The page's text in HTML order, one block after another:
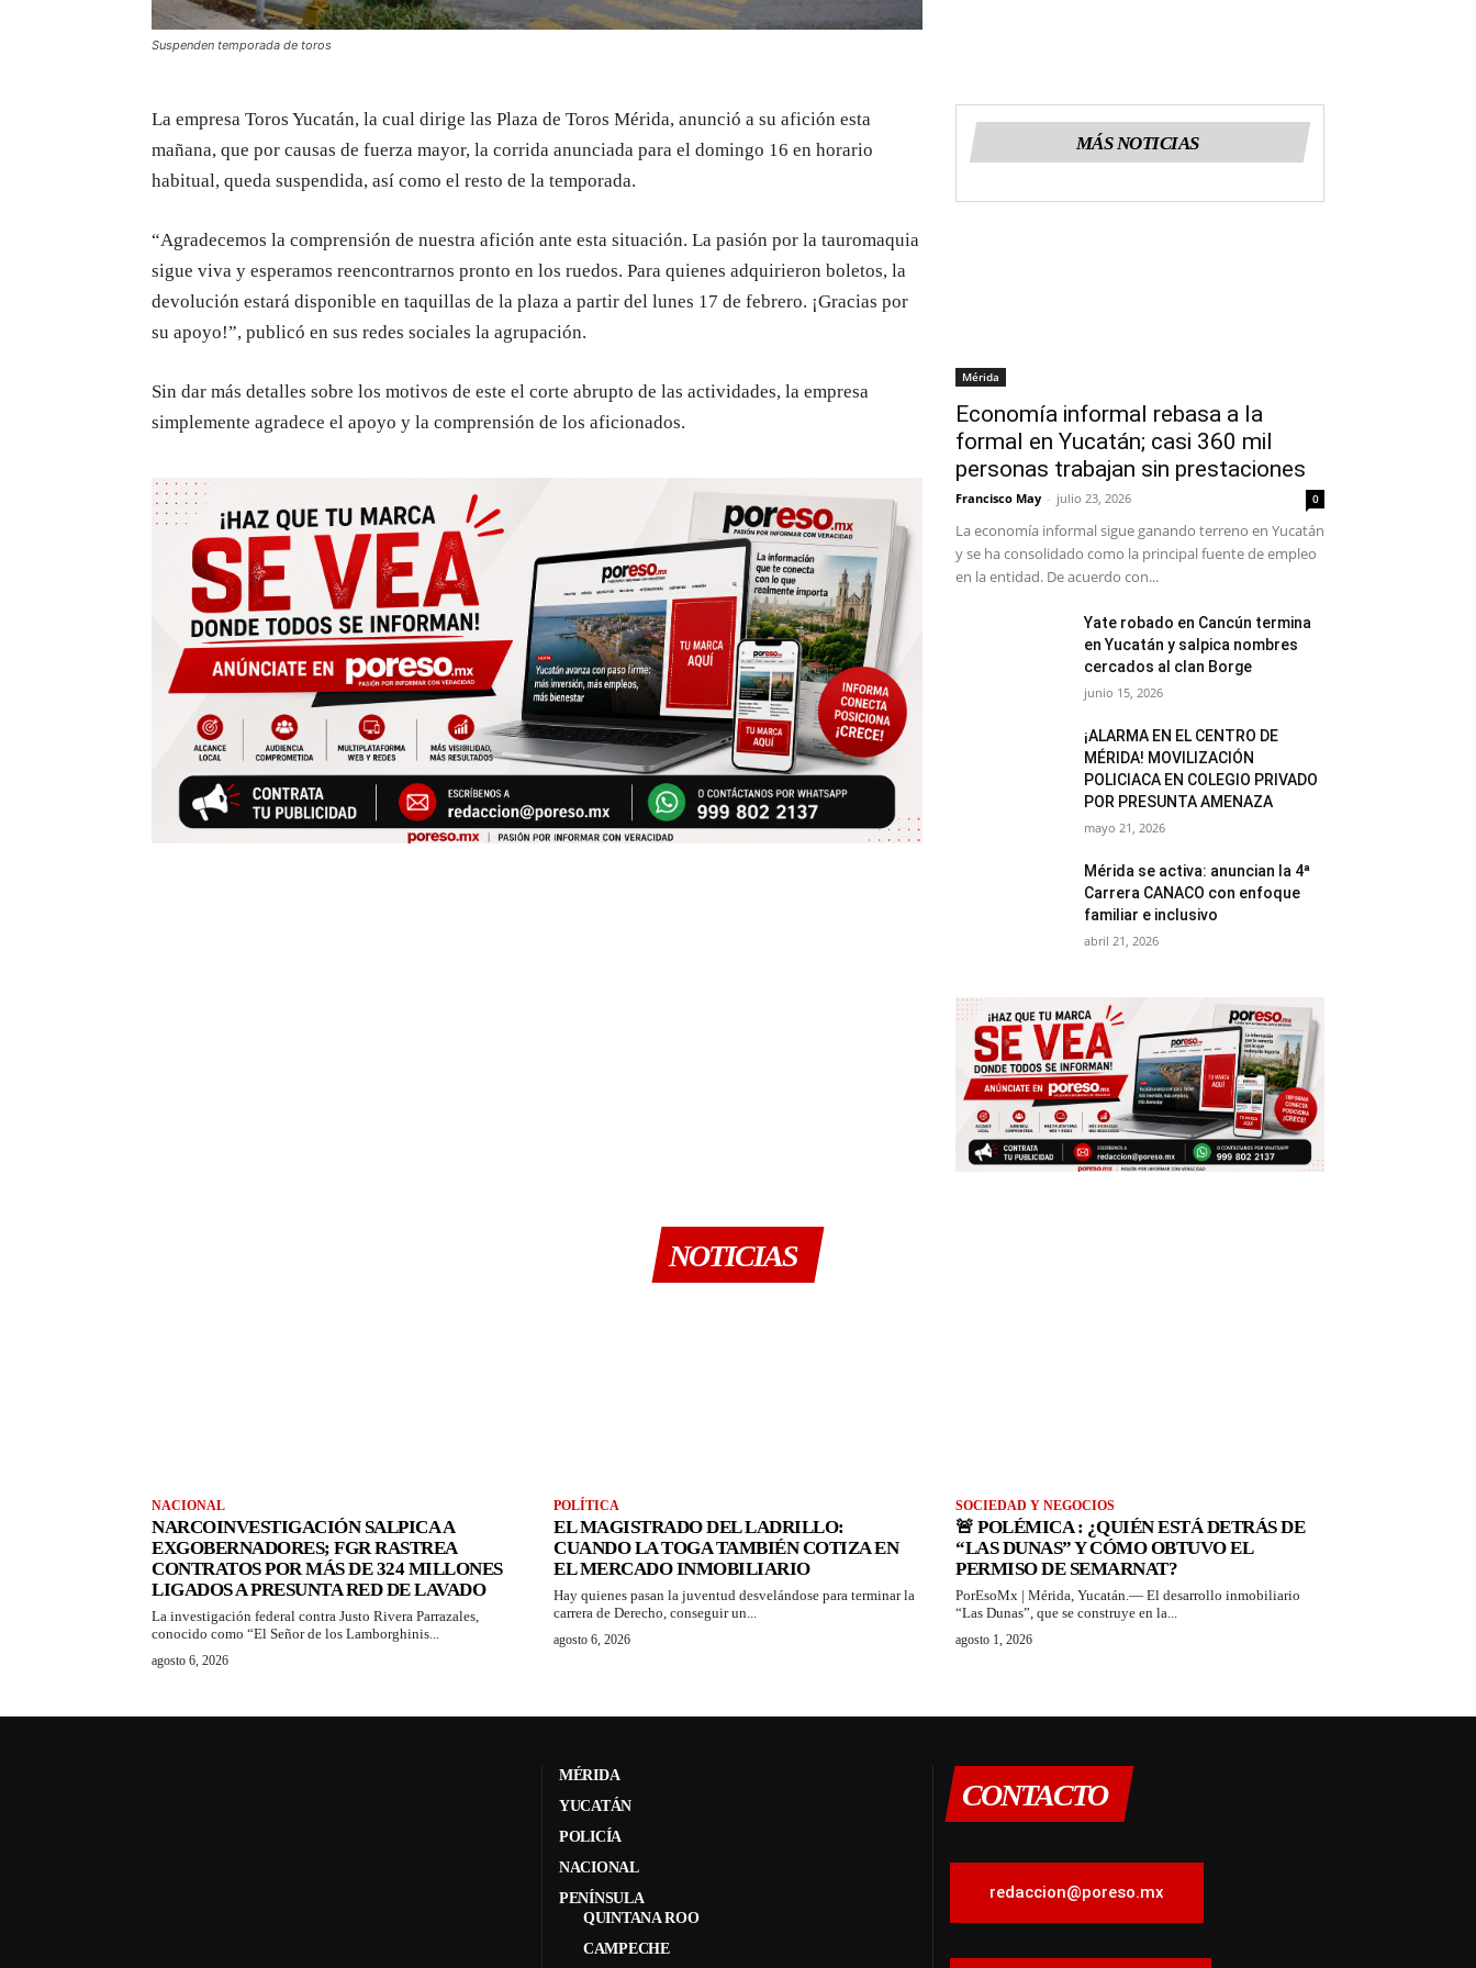
Suspenden temporada de toros
La empresa Toros Yucatán, la cual dirige las Plaza de Toros Mérida, anunció a su afición esta
mañana, que por causas de fuerza mayor, la corrida anunciada para el domingo 16 en horario
habitual, queda suspendida, así como el resto de la temporada.
“Agradecemos la comprensión de nuestra afición ante esta situación. La pasión por la tauromaquia
sigue viva y esperamos reencontrarnos pronto en los ruedos. Para quienes adquirieron boletos, la
devolución estará disponible en taquillas de la plaza a partir del lunes 17 de febrero. ¡Gracias por
su apoyo!”, publicó en sus redes sociales la agrupación.
Sin dar más detalles sobre los motivos de este el corte abrupto de las actividades, la empresa
simplemente agradece el apoyo y la comprensión de los aficionados.
MÁS NOTICIAS
Mérida
Economía informal rebasa a la
formal en Yucatán; casi 360 mil
personas trabajan sin prestaciones
Francisco May - julio 23, 2026 0
La economía informal sigue ganando terreno en Yucatán
y se ha consolidado como la principal fuente de empleo
en la entidad. De acuerdo con...
Yate robado en Cancún termina
en Yucatán y salpica nombres
cercados al clan Borge
junio 15, 2026
¡ALARMA EN EL CENTRO DE
MÉRIDA! MOVILIZACIÓN
POLICIACA EN COLEGIO PRIVADO
POR PRESUNTA AMENAZA
mayo 21, 2026
Mérida se activa: anuncian la 4ª
Carrera CANACO con enfoque
familiar e inclusivo
abril 21, 2026
NOTICIAS
NACIONAL
NARCOINVESTIGACIÓN SALPICA A
EXGOBERNADORES; FGR RASTREA
CONTRATOS POR MÁS DE 324 MILLONES
LIGADOS A PRESUNTA RED DE LAVADO
La investigación federal contra Justo Rivera Parrazales,
conocido como “El Señor de los Lamborghinis...
agosto 6, 2026
POLÍTICA
EL MAGISTRADO DEL LADRILLO:
CUANDO LA TOGA TAMBIÉN COTIZA EN
EL MERCADO INMOBILIARIO
Hay quienes pasan la juventud desvelándose para terminar la
carrera de Derecho, conseguir un...
agosto 6, 2026
SOCIEDAD Y NEGOCIOS
🚨 POLÉMICA : ¿QUIÉN ESTÁ DETRÁS DE
“LAS DUNAS” Y CÓMO OBTUVO EL
PERMISO DE SEMARNAT?
PorEsoMx | Mérida, Yucatán.— El desarrollo inmobiliario
“Las Dunas”, que se construye en la...
agosto 1, 2026
MÉRIDA
YUCATÁN
POLICÍA
NACIONAL
PENÍNSULA
QUINTANA ROO
CAMPECHE
CONTACTO
redaccion@poreso.mx